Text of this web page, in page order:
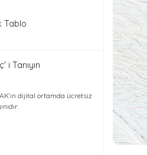
Tablo
i Tanıyın
dijital ortamda ücretsiz